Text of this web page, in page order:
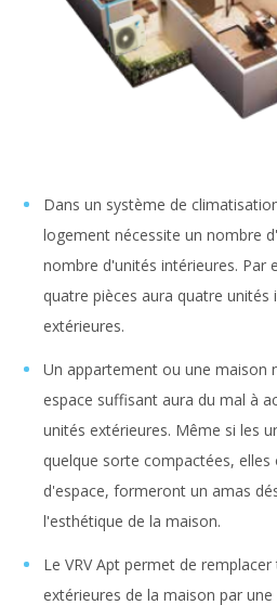
Dans un système de
logement nécessite un nombre
nombre d'unités intérieures. Par
quatre pièces aura quatre
extérieures.
Un appartement ou une maison
espace suffisant aura du mal à
unités extérieures. Même si les
quelque sorte compactées,
d'espace, formeront un amas
l'esthétique de la maison.
Le VRV Apt permet de
extérieures de la maison par